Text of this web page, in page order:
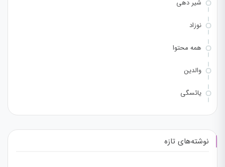
شیر دهی
نوزاد
همه محتوا
والدین
یائسگی
نوشته‌های تازه